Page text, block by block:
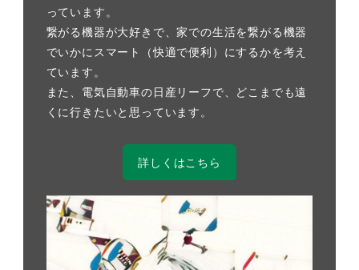
っています。
繋がる機器が大好きで、家での生活を繋がる機器
でいかにスマート（快適で便利）にするかを考え
ています。
また、電気自動車の日産リーフで、どこまでも遠
くに行きたいと思っています。
詳しくはこちら